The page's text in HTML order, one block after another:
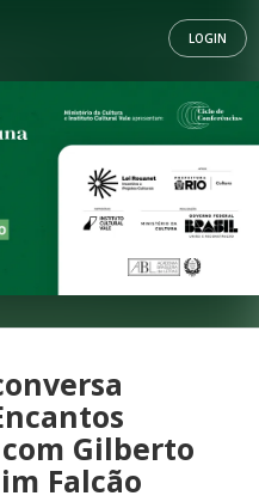
LOGIN
Gilberto
Falcão